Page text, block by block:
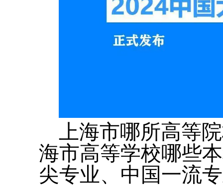
上海市哪所高等
海市高等学校哪些
尖专业、中国一流